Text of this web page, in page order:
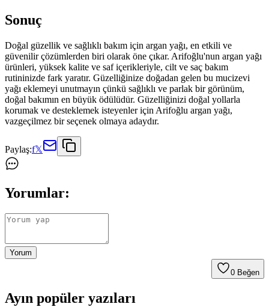
Sonuç
Doğal güzellik ve sağlıklı bakım için argan yağı, en etkili ve
güvenilir çözümlerden biri olarak öne çıkar. Arifoğlu'nun argan yağı
ürünleri, yüksek kalite ve saf içerikleriyle, cilt ve saç bakım
rutininizde fark yaratır. Güzelliğinize doğadan gelen bu mucizevi
yağı eklemeyi unutmayın çünkü sağlıklı ve parlak bir görünüm,
doğal bakımın en büyük ödülüdür. Güzelliğinizi doğal yollarla
korumak ve desteklemek isteyenler için Arifoğlu argan yağı,
vazgeçilmez bir seçenek olmaya adaydır.
Paylaş:f𝕏
Yorumlar:
Yorum
0 Beğen
Ayın popüler yazıları